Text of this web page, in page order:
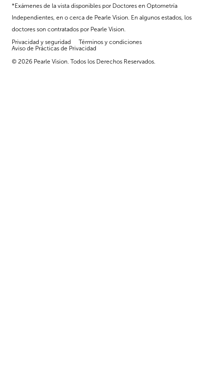
*Exámenes de la vista disponibles por Doctores en Optometría
Independientes, en o cerca de Pearle Vision. En algunos estados, los
doctores son contratados por Pearle Vision.
Privacidad y seguridad
Términos y condiciones
Aviso de Prácticas de Privacidad
© 2026 Pearle Vision. Todos los Derechos Reservados.